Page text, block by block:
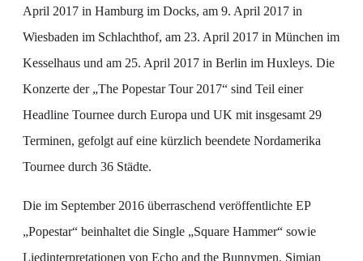
April 2017 in Hamburg im Docks, am 9. April 2017 in
Wiesbaden im Schlachthof, am 23. April 2017 in München im
Kesselhaus und am 25. April 2017 in Berlin im Huxleys. Die
Konzerte der „The Popestar Tour 2017“ sind Teil einer
Headline Tournee durch Europa und UK mit insgesamt 29
Terminen, gefolgt auf eine kürzlich beendete Nordamerika
Tournee durch 36 Städte.
Die im September 2016 überraschend veröffentlichte EP
„Popestar“ beinhaltet die Single „Square Hammer“ sowie
Liedinterpretationen von Echo and the Bunnymen, Simian